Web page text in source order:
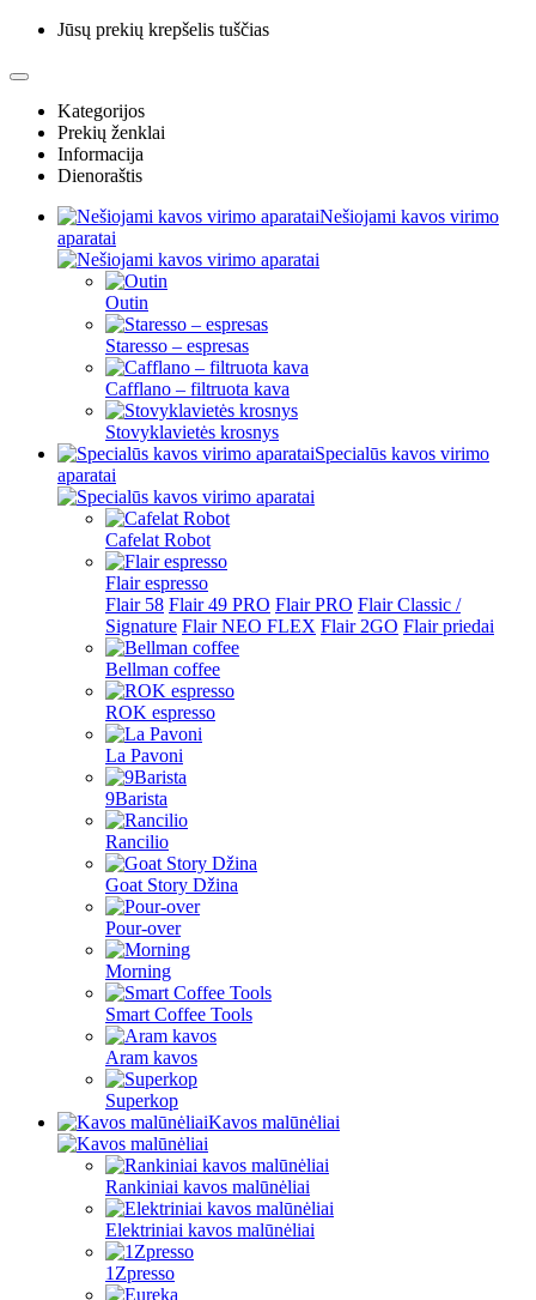
Jūsų prekių krepšelis tuščias
Kategorijos
Prekių ženklai
Informacija
Dienoraštis
Nešiojami kavos virimo
aparatai
Outin
Staresso – espresas
Cafflano – filtruota kava
Stovyklavietės krosnys
Specialūs kavos virimo
aparatai
Cafelat Robot
Flair espresso
Flair 58 Flair 49 PRO Flair PRO Flair Classic /
Signature Flair NEO FLEX Flair 2GO Flair priedai
Bellman coffee
ROK espresso
La Pavoni
9Barista
Rancilio
Goat Story Džina
Pour-over
Morning
Smart Coffee Tools
Aram kavos
Superkop
Kavos malūnėliai
Rankiniai kavos malūnėliai
Elektriniai kavos malūnėliai
1Zpresso